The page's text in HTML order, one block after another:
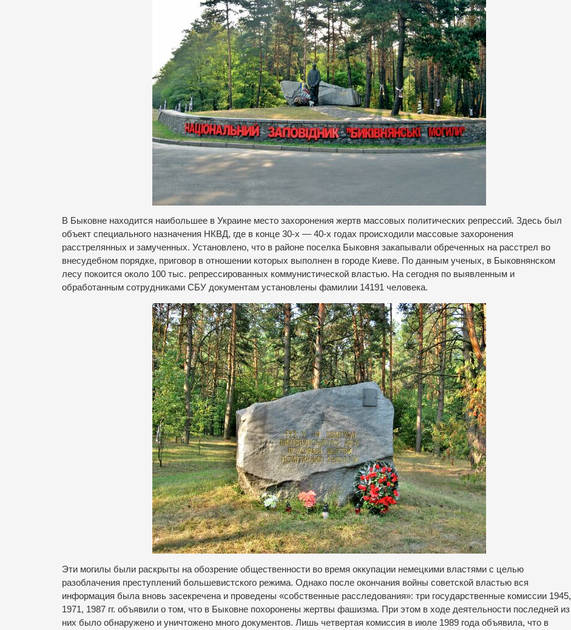
В Быковне находится наибольшее в Украине место захоронения жертв массовых политических репрессий. Здесь был
объект специального назначения НКВД, где в конце 30-х — 40-х годах происходили массовые захоронения
расстрелянных и замученных. Установлено, что в районе поселка Быковня закапывали обреченных на расстрел во
внесудебном порядке, приговор в отношении которых выполнен в городе Киеве. По данным ученых, в Быковнянском
лесу покоится около 100 тыс. репрессированных коммунистической властью. На сегодня по выявленным и
обработанным сотрудниками СБУ документам установлены фамилии 14191 человека.
Эти могилы были раскрыты на обозрение общественности во время оккупации немецкими властями с целью
разоблачения преступлений большевистского режима. Однако после окончания войны советской властью вся
информация была вновь засекречена и проведены «собственные расследования»: три государственные комиссии 1945,
1971, 1987 гг. объявили о том, что в Быковне похоронены жертвы фашизма. При этом в ходе деятельности последней из
них было обнаружено и уничтожено много документов. Лишь четвертая комиссия в июле 1989 года объявила, что в